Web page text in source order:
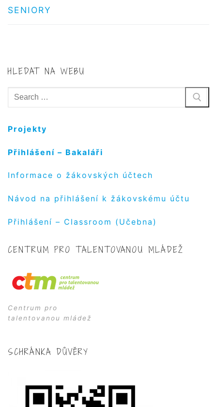
SENIORY
HLEDAT NA WEBU
Hledat:
Projekty
Přihlášení – Bakaláři
Informace o žákovských účtech
Návod na přihlášení k žákovskému účtu
Přihlášení – Classroom (Učebna)
CENTRUM PRO TALENTOVANOU MLÁDEŽ
Centrum pro
talentovanou mládež
SCHRÁNKA DŮVĚRY